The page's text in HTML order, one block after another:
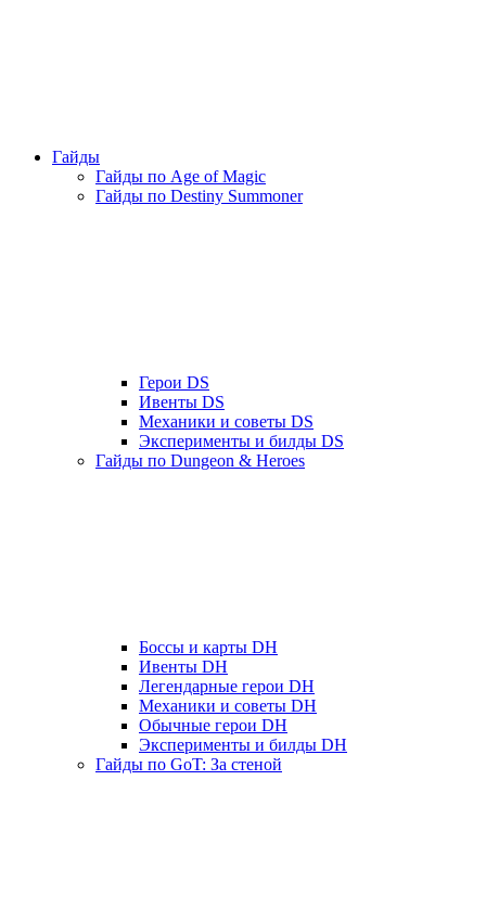
Гайды
Гайды по Age of Magic
Гайды по Destiny Summoner
Герои DS
Ивенты DS
Механики и советы DS
Эксперименты и билды DS
Гайды по Dungeon & Heroes
Боссы и карты DH
Ивенты DH
Легендарные герои DH
Механики и советы DH
Обычные герои DH
Эксперименты и билды DH
Гайды по GoT: За стеной